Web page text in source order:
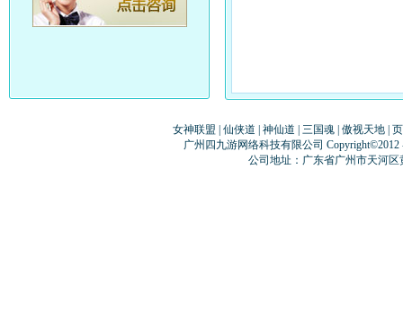
女神联盟 仙侠道 神仙道 三国魂 傲视天地
广州四九游网络科技有限公司 Copyright©2012
公司地址：广东省广州市天河